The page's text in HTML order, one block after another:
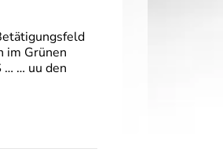
im Grünen
… … uu den